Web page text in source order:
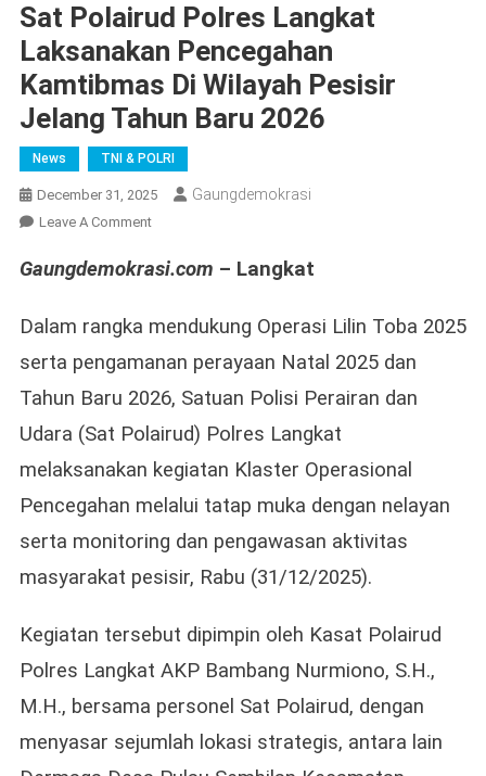
Sat Polairud Polres Langkat
Laksanakan Pencegahan
Kamtibmas Di Wilayah Pesisir
Jelang Tahun Baru 2026
News TNI & POLRI
December 31, 2025 Gaungdemokrasi
Leave A CommentOn
Polairud
Langkat
Pencegahan
Kamtibmas
Wilayah
Pesisir
Jelang
Baru
2026
Gaungdemokrasi.com – Langkat
Dalam rangka mendukung Operasi Lilin Toba 2025
serta pengamanan perayaan Natal 2025 dan
Tahun Baru 2026, Satuan Polisi Perairan dan
Udara (Sat Polairud) Polres Langkat
melaksanakan kegiatan Klaster Operasional
Pencegahan melalui tatap muka dengan nelayan
serta monitoring dan pengawasan aktivitas
masyarakat pesisir, Rabu (31/12/2025).
Kegiatan tersebut dipimpin oleh Kasat Polairud
Polres Langkat AKP Bambang Nurmiono, S.H.,
M.H., bersama personel Sat Polairud, dengan
menyasar sejumlah lokasi strategis, antara lain